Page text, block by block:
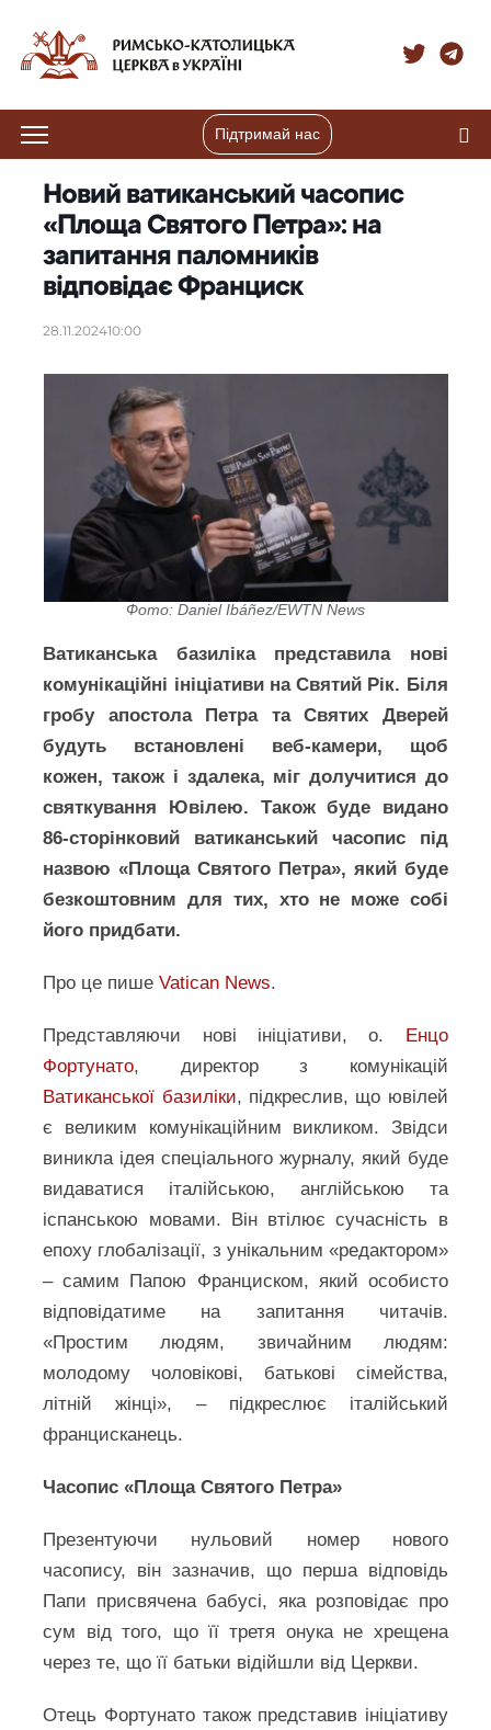
Підтримай нас
Новий ватиканський часопис
«Площа Святого Петра»: на
запитання паломників
відповідає Франциск
28.11.202410:00
Фото: Daniel Ibáñez/EWTN News
Ватиканська базиліка представила нові
комунікаційні ініціативи на Святий Рік. Біля
гробу апостола Петра та Святих Дверей
будуть встановлені веб-камери, щоб
кожен, також і здалека, міг долучитися до
святкування Ювілею. Також буде видано
86-сторінковий ватиканський часопис під
назвою «Площа Святого Петра», який буде
безкоштовним для тих, хто не може собі
його придбати.
Про це пишеVatican News.
Представляючи нові ініціативи, о. Енцо
Фортунато, директор з комунікацій
Ватиканської базиліки, підкреслив, що ювілей
є великим комунікаційним викликом. Звідси
виникла ідея спеціального журналу, який буде
видаватися італійською, англійською та
іспанською мовами. Він втілює сучасність в
епоху глобалізації, з унікальним «редактором»
– самим Папою Франциском, який особисто
відповідатиме на запитання читачів.
«Простим людям, звичайним людям:
молодому чоловікові, батькові сімейства,
літній жінці», – підкреслює італійський
францисканець.
Часопис «Площа Святого Петра»
Презентуючи нульовий номер нового
часопису, він зазначив, що перша відповідь
Папи присвячена бабусі, яка розповідає про
сум від того, що її третя онука не хрещена
через те, що її батьки відійшли від Церкви.
Отець Фортунато також представив ініціативу